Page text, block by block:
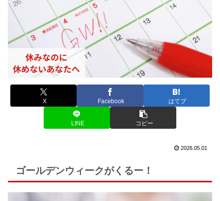
X Facebook はてブ
LINE コピー
2026.05.01
ゴールデンウィークがくるー！